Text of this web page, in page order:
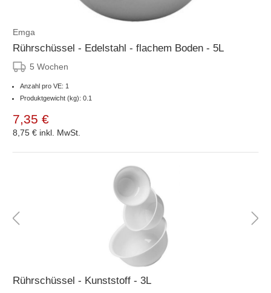
Emga
Rührschüssel - Edelstahl - flachem Boden - 5L
5 Wochen
Anzahl pro VE: 1
Produktgewicht (kg): 0.1
7,35 €
8,75 € inkl. MwSt.
Rührschüssel - Kunststoff - 3L